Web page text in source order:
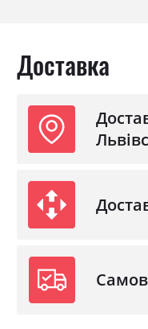
Доставка